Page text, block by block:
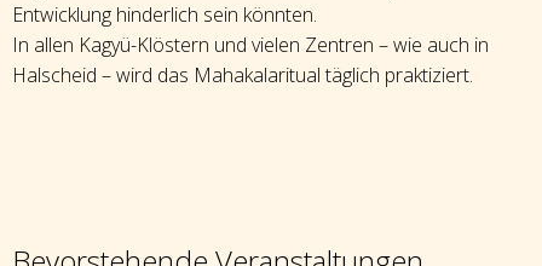
Entwicklung hinderlich sein könnten.
In allen Kagyü-Klöstern und vielen Zentren – wie auch in
Halscheid – wird das Mahakalaritual täglich praktiziert.